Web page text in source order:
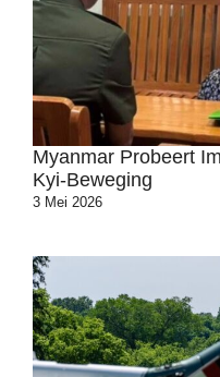
Myanmar Probeert
Kyi-Beweging
3 Mei 2026